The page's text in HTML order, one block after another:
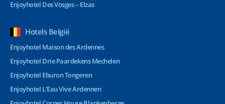
Enjoyhotel Des Vosges – Elzas
Hotels België
Enjoyhotel Maison des Ardennes
Enjoyhotel Drie Paardekens Mechelen
Enjoyhotel Eburon Tongeren
Enjoyhotel L’Eau Vive Ardennen